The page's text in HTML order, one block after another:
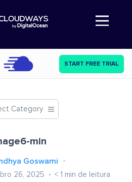
Abre a navegação
START FREE TRIAL
Category
min
Goswami
26, 2025 < 1 min de leitura